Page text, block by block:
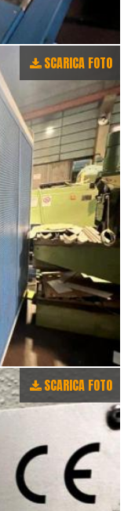
SCARICA FOTO
SCARICA FOTO